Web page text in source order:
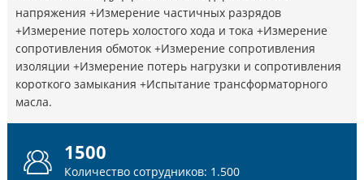
напряжения +Измерение частичных разрядов
+Измерение потерь холостого хода и тока +Измерение
сопротивления обмоток +Измерение сопротивления
изоляции +Измерение потерь нагрузки и сопротивления
короткого замыкания +Испытание трансформаторного
масла.
1500
Количество сотрудников: 1.500